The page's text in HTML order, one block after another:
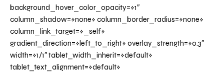
background_hover_color_opacity=»1″
column_shadow=»none» column_border_radius=»none»
column_link_target=»_self»
gradient_direction=»left_to_right» overlay_strength=»0.3″
width=»1/1″ tablet_width_inherit=»default»
tablet_text_alignment=»default»